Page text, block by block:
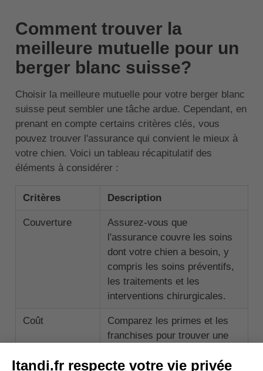
Comment trouver la
meilleure mutuelle pour un
berger blanc suisse?
Choisir la meilleure mutuelle pour votre berger blanc
suisse peut sembler une tâche ardue. Cependant, en
prenant en compte certains critères clés, vous
pouvez trouver l'assurance qui convient le mieux à
votre chien. Voici un tableau récapitulatif des
éléments à considérer :
Critères Description
Couverture
Assurez-vous que
l'assurance couvre les soins
dont votre chien a besoin, y
compris les soins préventifs,
les traitements et les
interventions chirurgicales.
Coût
Comparez les primes et les
franchises pour trouver une
votre budget.